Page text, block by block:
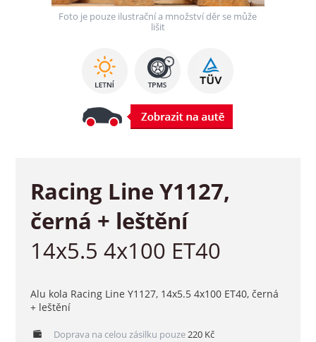
Foto je pouze ilustrační a množství děr se může
lišit
Racing Line Y1127,
černá + leštění
14x5.5 4x100 ET40
Alu kola Racing Line Y1127, 14x5.5 4x100 ET40, černá
+ leštění
Doprava na celou zásilku pouze220 Kč